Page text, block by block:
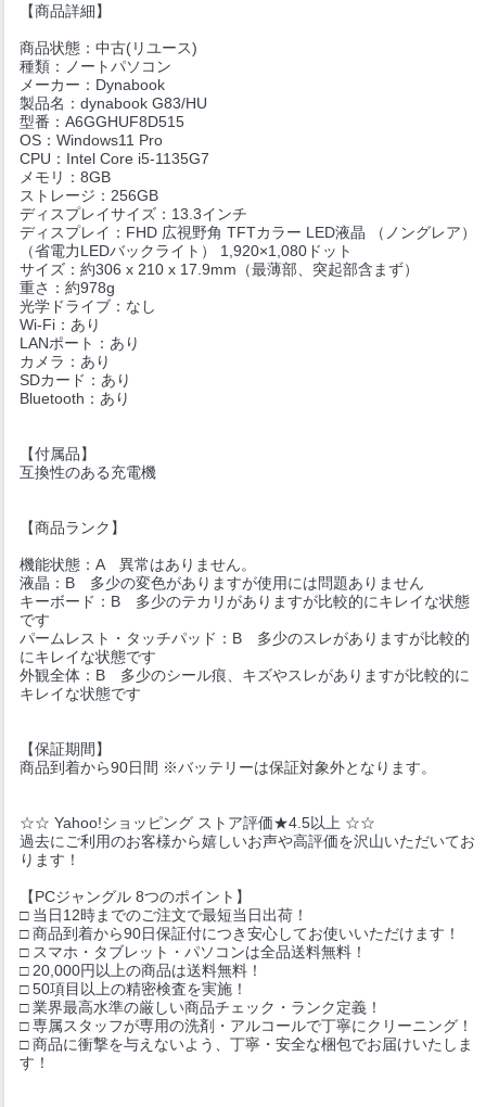
【商品詳細】
商品状態：中古(リユース)
種類：ノートパソコン
メーカー：Dynabook
製品名：dynabook G83/HU
型番：A6GGHUF8D515
OS：Windows11 Pro
CPU：Intel Core i5-1135G7
メモリ：8GB
ストレージ：256GB
ディスプレイサイズ：13.3インチ
ディスプレイ：FHD 広視野角 TFTカラー LED液晶 （ノングレア）
（省電力LEDバックライト） 1,920×1,080ドット
サイズ：約306 x 210 x 17.9mm（最薄部、突起部含まず）
重さ：約978g
光学ドライブ：なし
Wi-Fi：あり
LANポート：あり
カメラ：あり
SDカード：あり
Bluetooth：あり
【付属品】
互換性のある充電機
【商品ランク】
機能状態：A 異常はありません。
液晶：B 多少の変色がありますが使用には問題ありません
キーボード：B 多少のテカリがありますが比較的にキレイな状態
です
パームレスト・タッチパッド：B 多少のスレがありますが比較的
にキレイな状態です
外観全体：B 多少のシール痕、キズやスレがありますが比較的に
キレイな状態です
【保証期間】
商品到着から90日間 ※バッテリーは保証対象外となります。
☆☆ Yahoo!ショッピング ストア評価★4.5以上 ☆☆
過去にご利用のお客様から嬉しいお声や高評価を沢山いただいてお
ります！
【PCジャングル 8つのポイント】
□ 当日12時までのご注文で最短当日出荷！
□ 商品到着から90日保証付につき安心してお使いいただけます！
□ スマホ・タブレット・パソコンは全品送料無料！
□ 20,000円以上の商品は送料無料！
□ 50項目以上の精密検査を実施！
□ 業界最高水準の厳しい商品チェック・ランク定義！
□ 専属スタッフが専用の洗剤・アルコールで丁寧にクリーニング！
□ 商品に衝撃を与えないよう、丁寧・安全な梱包でお届けいたしま
す！